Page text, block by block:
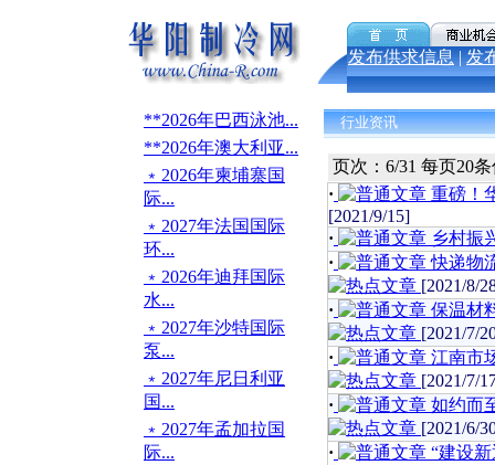
发布供求信息 | 发
**2026年巴西泳池...
**2026年澳大利亚...
﹡2026年柬埔寨国
际...
﹡2027年法国国际
环...
﹡2026年迪拜国际
水...
﹡2027年沙特国际
泵...
﹡2027年尼日利亚
国...
﹡2027年孟加拉国
际...
行业资讯
页次：6/31 每页20
·
重磅！
[2021/9/15]
·
乡村振
·
快递物
[2021/8/
·
保温材
[2021/7/
·
江南市
[2021/7/
·
如约而
[2021/6/
·
“建设